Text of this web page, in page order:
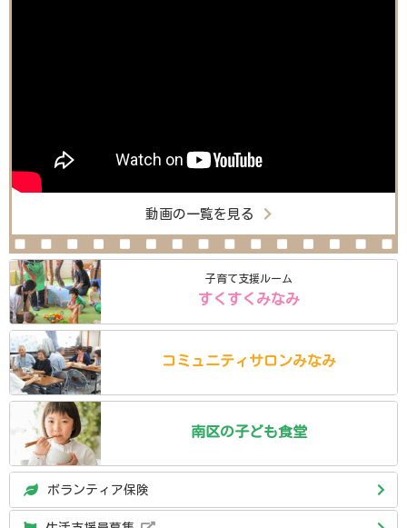
動画の一覧を見る
子育て支援ルーム
すくすくみなみ
コミュニティ サロンみなみ
南区の子ども食堂
ボランティア保険